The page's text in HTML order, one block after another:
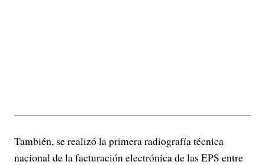
También, se realizó la primera radiografía técnica
nacional de la facturación electrónica de las EPS entre